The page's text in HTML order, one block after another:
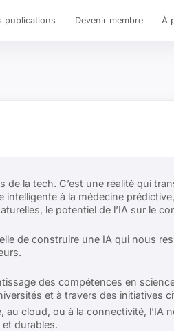
publications Devenir membre À
de la tech. C’est une réalité qui
intelligente à la médecine
le potentiel de l’IA sur le
de construire une IA qui nous
des compétences en
et à travers des initiatives
cloud, ou à la connectivité, l’IA
durables.